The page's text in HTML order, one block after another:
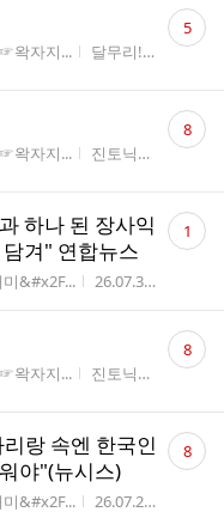
자지... 작성자
달무리! 작성시간
26.08.03
댓
글 5
자지... 작성자
진토닉 작성시간
26.07.31
댓
글 8
하나 된 장사익
겨" 연합뉴스
자
&#x2F... 작성시간
26.07.30
댓
글 1
자지... 작성자
진토닉 작성시간
26.07.28
댓
글 8
랑 속엔 한국인
야"(뉴시스)
자
&#x2F... 작성시간
26.07.28
댓
글 8